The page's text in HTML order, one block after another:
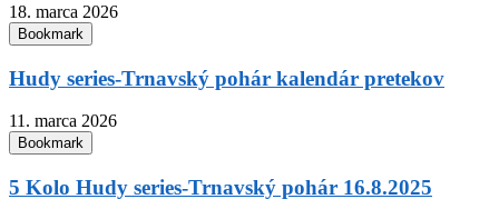
18. marca 2026
Bookmark
Hudy series-Trnavský pohár kalendár pretekov
11. marca 2026
Bookmark
5 Kolo Hudy series-Trnavský pohár 16.8.2025